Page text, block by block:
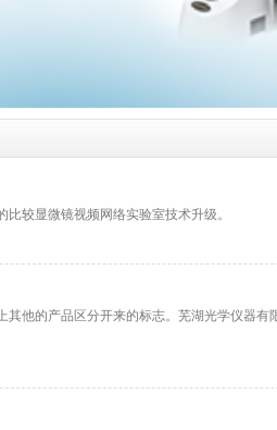
较显微镜视频网络实验室技术升级。
他的产品区分开来的标志。芜湖光学仪器有